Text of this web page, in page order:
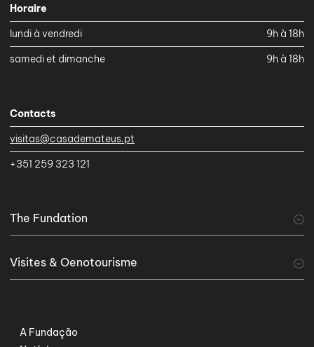
Horaire
lundi à vendredi
9h à 18h
samedi et dimanche
9h à 18h
Contacts
visitas@casademateus.pt
+351 259 323 121
The Fundation
Visites & Oenotourisme
Serviços Especiais
A Fundação